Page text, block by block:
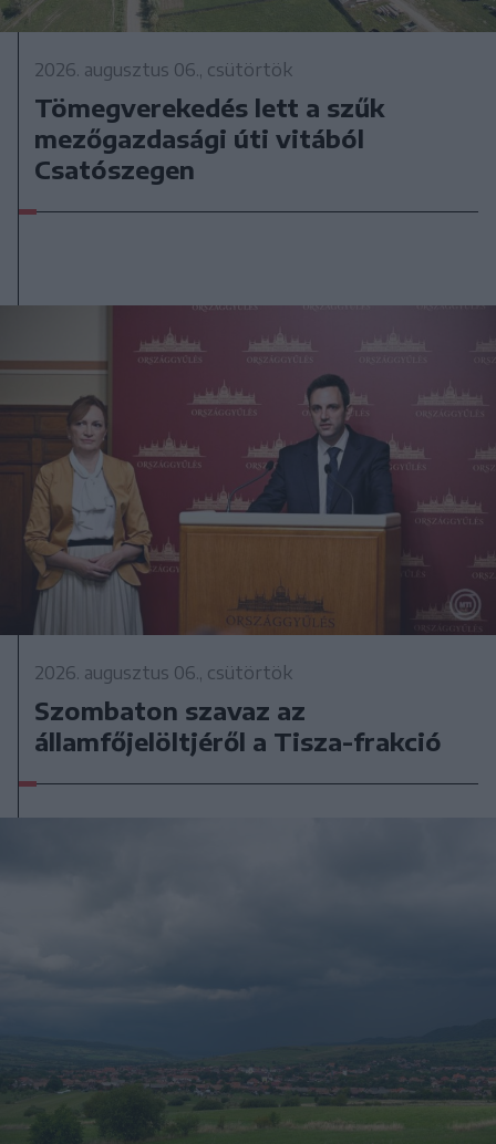
2026. augusztus 06., csütörtök
Tömegverekedés lett a szűk
mezőgazdasági úti vitából
Csatószegen
2026. augusztus 06., csütörtök
Szombaton szavaz az
államfőjelöltjéről a Tisza-frakció